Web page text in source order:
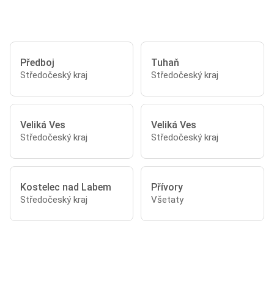
Předboj
Středočeský kraj
Tuhaň
Středočeský kraj
Veliká Ves
Středočeský kraj
Veliká Ves
Středočeský kraj
Kostelec nad Labem
Středočeský kraj
Přívory
Všetaty